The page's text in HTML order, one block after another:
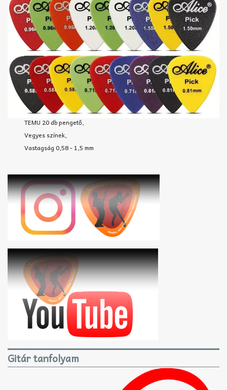
TEMU 20 db pengető,
Vegyes színek,
Vastagság 0,58 - 1,5 mm
Gitár tanfolyam